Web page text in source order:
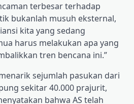
terbesar terhadap
bukanlah musuh eksternal,
kita yang sedang
harus melakukan apa yang
tren bencana ini.”
sejumlah pasukan dari
sekitar 40.000 prajurit,
bahwa AS telah